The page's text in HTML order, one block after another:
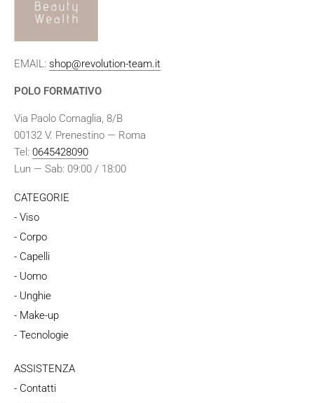
EMAIL: shop@revolution-team.it
POLO FORMATIVO
Via Paolo Cornaglia, 8/B
00132 V. Prenestino — Roma
Tel: 0645428090
Lun — Sab: 09:00 / 18:00
CATEGORIE
- Viso
- Corpo
- Capelli
- Uomo
- Unghie
- Make-up
- Tecnologie
ASSISTENZA
- Contatti